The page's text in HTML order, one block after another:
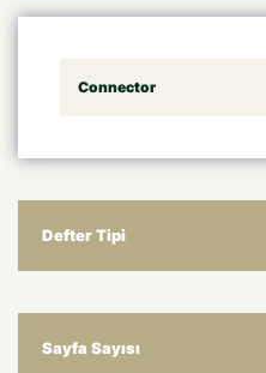
Connector
Defter Tipi
Sayfa Sayısı